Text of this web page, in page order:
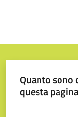
Quanto sono
questa